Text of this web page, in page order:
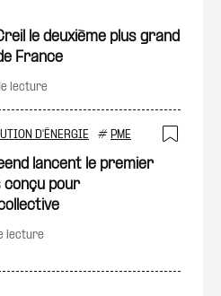
le deuxième plus grand
France
lecture
D'ÉNERGIE # PME
lancent le premier
conçu pour
lecture